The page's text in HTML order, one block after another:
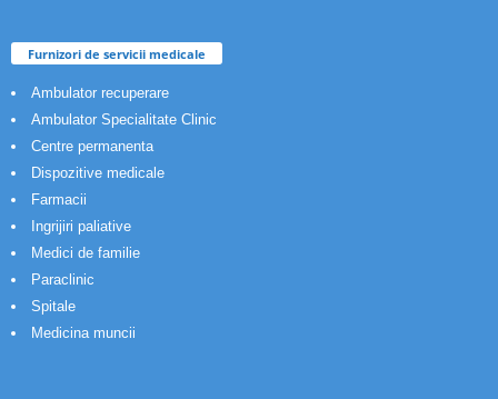
Furnizori de servicii medicale
Ambulator recuperare
Ambulator Specialitate Clinic
Centre permanenta
Dispozitive medicale
Farmacii
Ingrijiri paliative
Medici de familie
Paraclinic
Spitale
Medicina muncii